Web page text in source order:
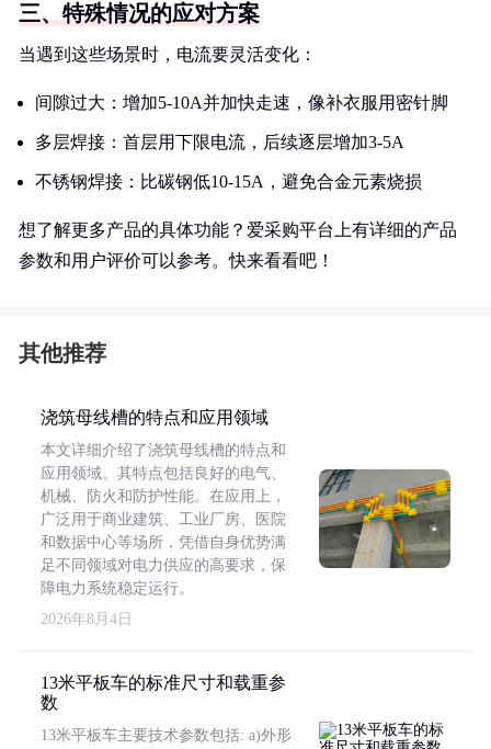
三、特殊情况的应对方案
当遇到这些场景时，电流要灵活变化：
间隙过大：增加5-10A并加快走速，像补衣服用密针脚
多层焊接：首层用下限电流，后续逐层增加3-5A
不锈钢焊接：比碳钢低10-15A，避免合金元素烧损
想了解更多产品的具体功能？爱采购平台上有详细的产品
参数和用户评价可以参考。快来看看吧！
其他推荐
浇筑母线槽的特点和应用领域
本文详细介绍了浇筑母线槽的特点和
应用领域。其特点包括良好的电气、
机械、防火和防护性能。在应用上，
广泛用于商业建筑、工业厂房、医院
和数据中心等场所，凭借自身优势满
足不同领域对电力供应的高要求，保
障电力系统稳定运行。
2026年8月4日
13米平板车的标准尺寸和载重参
数
13米平板车主要技术参数包括: a)外形